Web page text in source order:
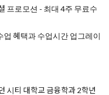
프로모션 - 최대 4주 무료수
혜택과 수업시간 업그레이
시티 대학교 금융학과 2학년